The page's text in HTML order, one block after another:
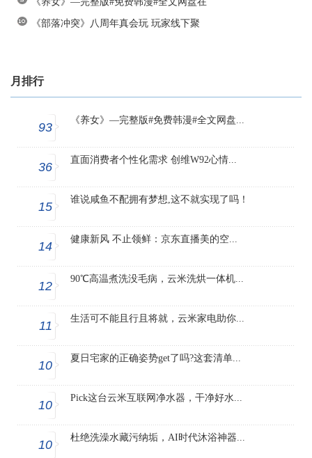
《部落冲突》八周年真会玩 玩家线下聚
月排行
93
《养女》—完整版#免费韩漫#全文网盘...
36
直面消费者个性化需求 创维W92心情...
15
谁说咸鱼不配拥有梦想,这不就实现了吗！
14
健康新风 不止领鲜：京东直播美的空...
12
90℃高温煮洗没毛病，云米洗烘一体机...
11
生活可不能且行且将就，云米家电助你...
10
夏日宅家的正确姿势get了吗?这套清单...
10
Pick这台云米互联网净水器，干净好水...
10
杜绝洗澡水藏污纳垢，AI时代沐浴神器...